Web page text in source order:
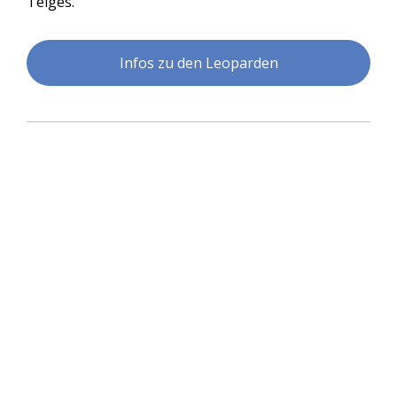
Infos zu den Leoparden